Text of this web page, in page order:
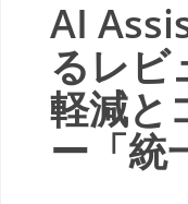
AI
るレビ
軽減と
ー「統